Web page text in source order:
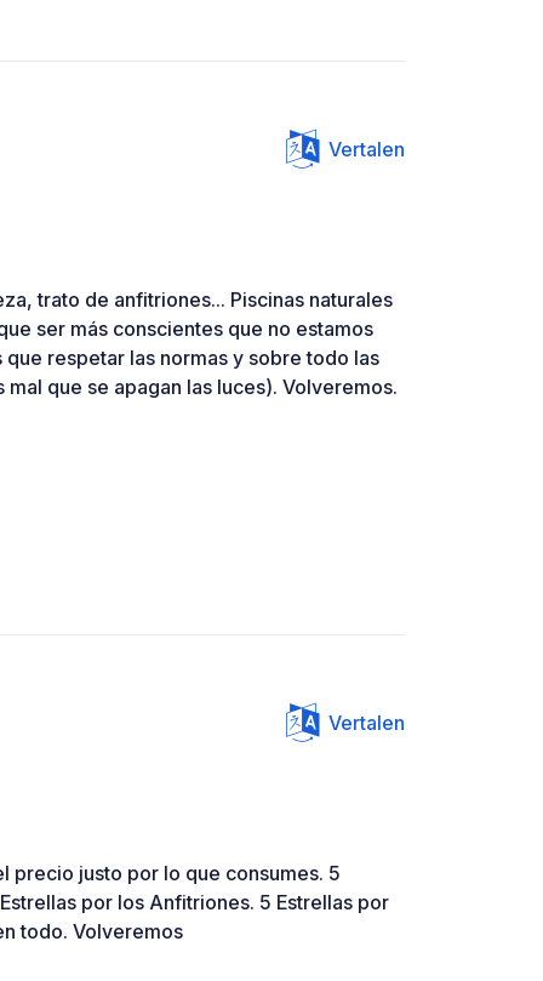
Vertalen
trato de anfitriones... Piscinas naturales
ser más conscientes que no estamos
respetar las normas y sobre todo las
que se apagan las luces). Volveremos.
Vertalen
precio justo por lo que consumes. 5
por los Anfitriones. 5 Estrellas por
todo. Volveremos